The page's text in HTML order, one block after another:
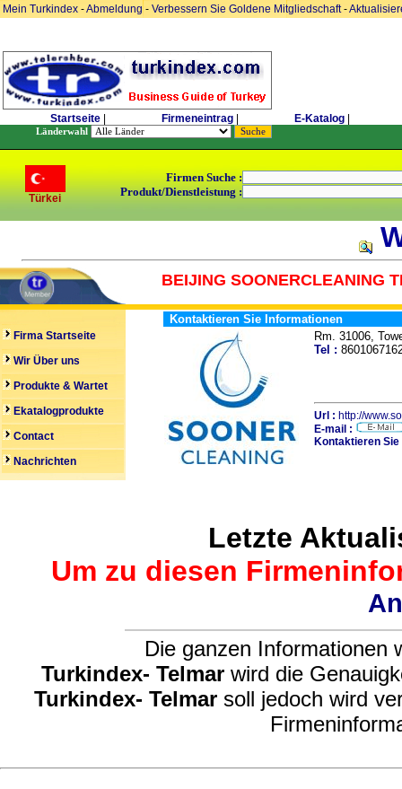
Mein Turkindex -Abmeldung- Verbessern Sie Goldene Mitgliedschaft-
Startseite Firmeneintrag E-Katalog
Länderwahl
Türkei
Firmen Suche :
Produkt/Dienstleistung :
BEIJING SOONERCLEANING
Firma Startseite
Wir Über uns
Produkte & Wartet
Ekatalogprodukte
Contact
Nachrichten
Kontaktieren Sie Informationen
Rm. 31006,
Tel :
Url : http://
E-mail :
Kontaktieren
Letzte
Um zu diesen
Die ganzen Informationen
Turkindex- Telmar wird die
Turkindex- Telmar soll jedoch wird